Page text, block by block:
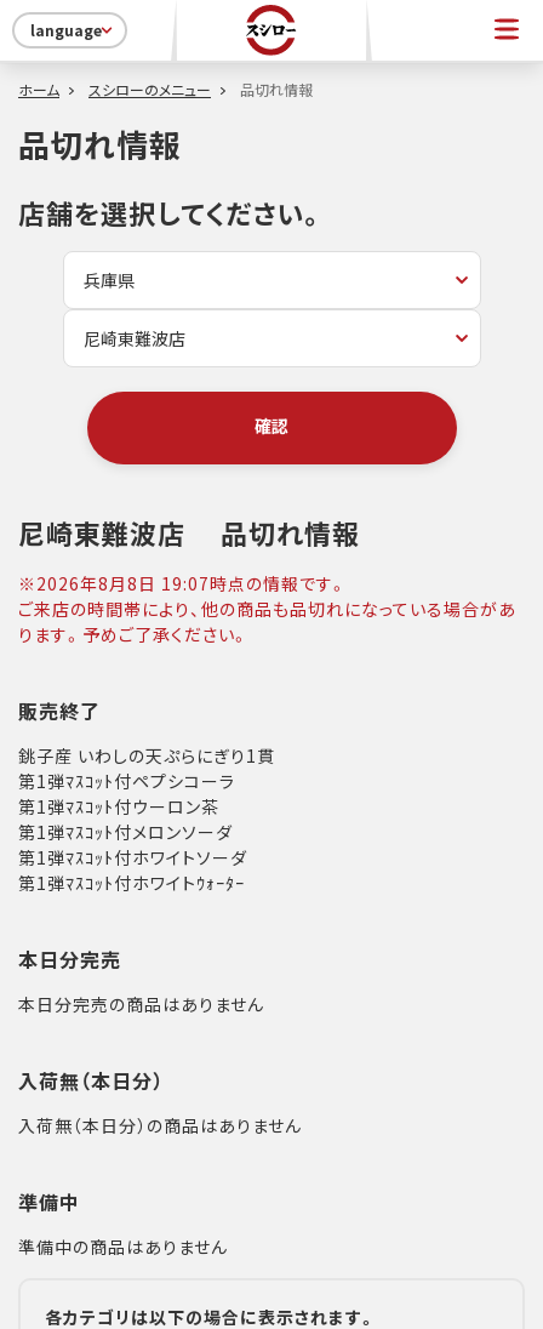
language
ホーム スシローのメニュー 品切れ情報
品切れ情報
店舗を選択してください。
確認
尼崎東難波店 品切れ情報
※ 2026年8月8日 19:07時点の情報です。
ご来店の時間帯により、他の商品も品切れになっている場合があ
ります。予めご了承ください。
販売終了
銚子産 いわしの天ぷらにぎり1貫
第1弾ﾏｽｺｯﾄ付ペプシコーラ
第1弾ﾏｽｺｯﾄ付ウーロン茶
第1弾ﾏｽｺｯﾄ付メロンソーダ
第1弾ﾏｽｺｯﾄ付ホワイトソーダ
第1弾ﾏｽｺｯﾄ付ホワイトｳｫｰﾀｰ
本日分完売
本日分完売の商品はありません
入荷無（本日分）
入荷無（本日分）の商品はありません
準備中
準備中の商品はありません
各カテゴリは以下の場合に表示されます。